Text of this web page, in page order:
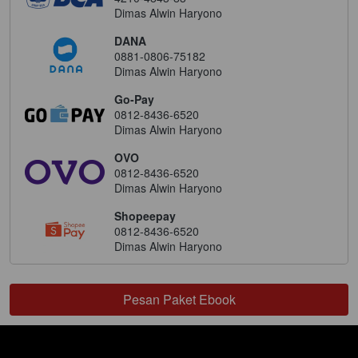
Dimas Alwin Haryono
DANA
0881-0806-75182
Dimas Alwin Haryono
Go-Pay
0812-8436-6520
Dimas Alwin Haryono
OVO
0812-8436-6520
Dimas Alwin Haryono
Shopeepay
0812-8436-6520
Dimas Alwin Haryono
`Pesan Paket Ebook